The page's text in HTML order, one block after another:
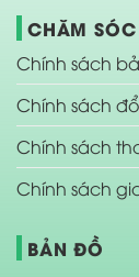
CHĂM
Chính sách
Chính sách
Chính sách
Chính sách
BẢN ĐỒ